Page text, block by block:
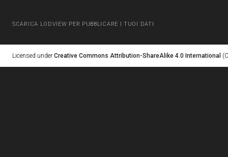
SCARICA LODVIEW PER PUBBLICARE I TUOI DATI
Licensed under Creative Commons Attribution-ShareAlike 4.0 International